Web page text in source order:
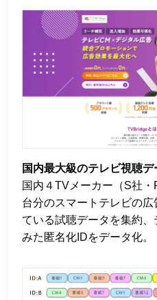
国内最大級のテレビ視聴
国内４TVメーカー（S社
台分のスマートテレビの
ている試聴データを集約
みた匿名化IDをデータ化。